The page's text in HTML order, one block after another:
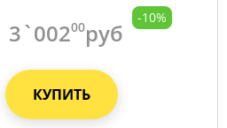
3`00200руб
-10%
КУПИТЬ